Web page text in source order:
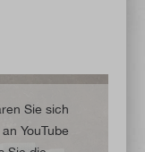
Sie sich
YouTube